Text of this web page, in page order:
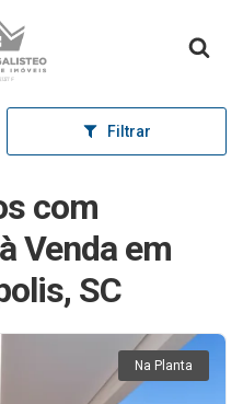
inicial
Filtrar
com
Venda em
SC
Na Planta